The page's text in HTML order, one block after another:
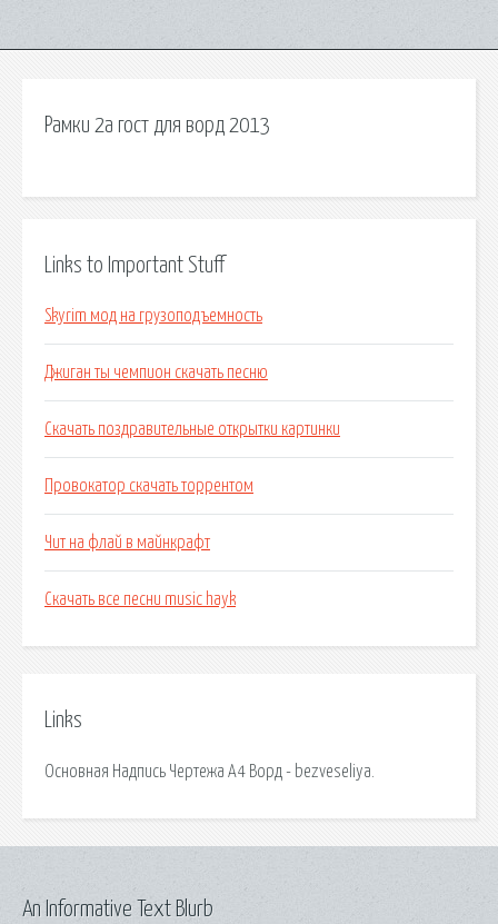
Рамки 2а гост для ворд 2013
Links to Important Stuff
Skyrim мод на грузоподъемность
Джиган ты чемпион скачать песню
Скачать поздравительные открытки картинки
Провокатор скачать торрентом
Чит на флай в майнкрафт
Скачать все песни music hayk
Links
Основная Надпись Чертежа А4 Ворд - bezveseliya.
An Informative Text Blurb